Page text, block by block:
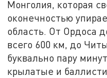
Монголия, которая
оконечностью
область. От Ордоса
всего 600 км, до
буквально пару
крылатые и